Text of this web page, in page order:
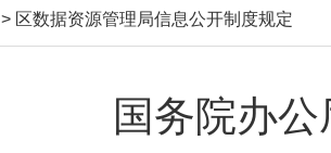
> 区数据资源管理局信息公开制度规定
国务院办